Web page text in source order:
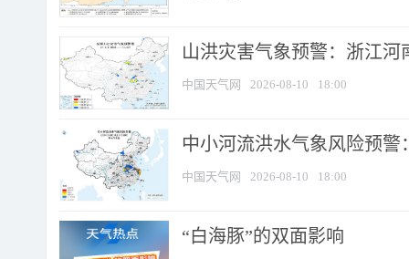
山洪灾害气象预警：浙江
中国天气网 2026-08-10 18:00
中小河流洪水气象风险预
中国天气网 2026-08-10 18:00
​“白海豚”的双面影响